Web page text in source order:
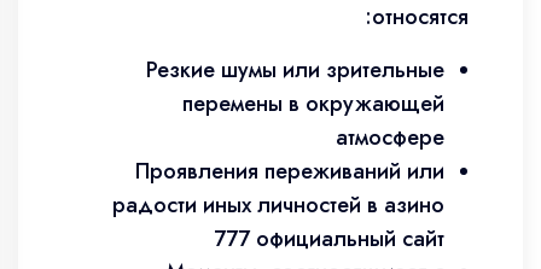
относятся:
Резкие шумы или зрительные
перемены в окружающей
атмосфере
Проявления переживаний или
радости иных личностей в азино
777 официальный сайт